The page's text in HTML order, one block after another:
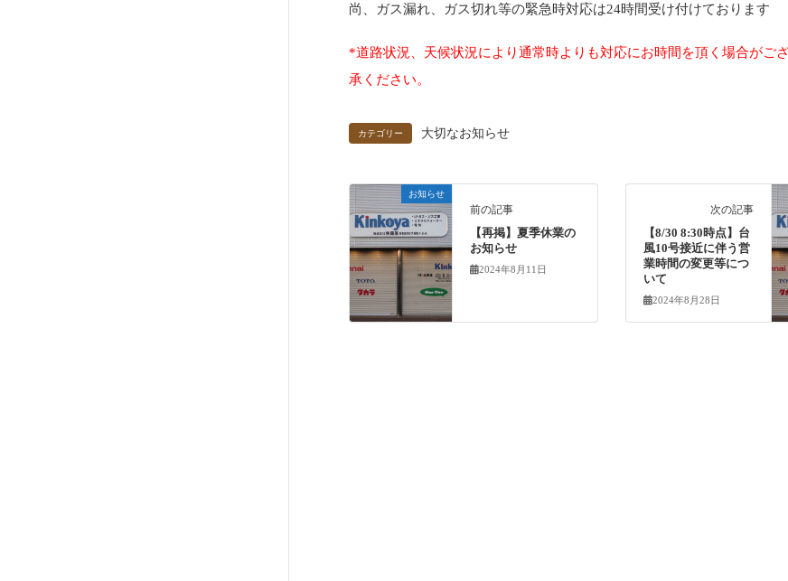
尚、ガス漏れ、ガス切れ等の緊急時対応は24時間受け付けております
*道路状況、天候状況により通常時よりも対応にお時間を頂く場合がご
承ください。
カテゴリー 大切なお知らせ
お知らせ
前の記事
【再掲】夏季休業の
お知らせ
2024年8月11日
次の記事
【8/30 8:30時点】台
風10号接近に伴う営
業時間の変更等につ
いて
2024年8月28日